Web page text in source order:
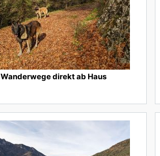
Wanderwege direkt ab Haus